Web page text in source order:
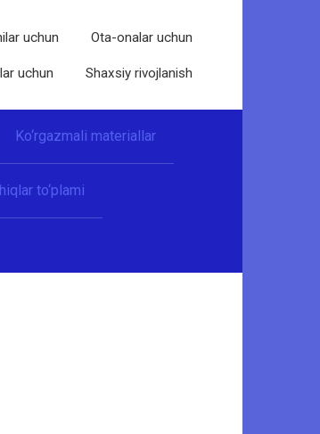
uchun Ota-onalar uchun
uchun Shaxsiy rivojlanish
Ko‘rgazmali materiallar
to‘plami